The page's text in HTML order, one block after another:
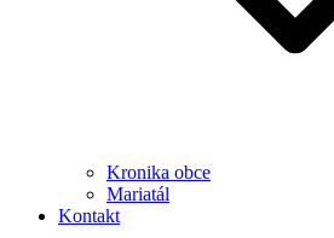
Kronika obce
Mariatál
Kontakt